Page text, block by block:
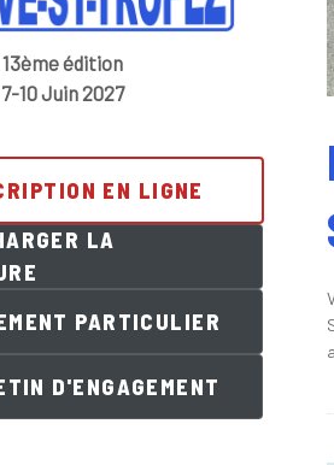
13ème édition
7-10 Juin 2027
EN LIGNE
LA
PARTICULIER
D'ENGAGEMENT